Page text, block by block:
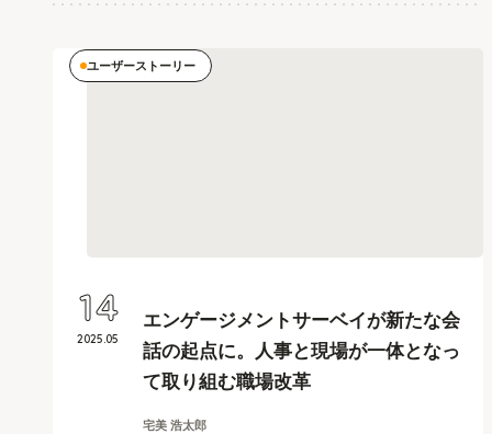
ユーザーストーリー
エンゲージメントサーベイが新たな会
話の起点に。人事と現場が一体となっ
て取り組む職場改革
宅美 浩太郎
2025.05
14